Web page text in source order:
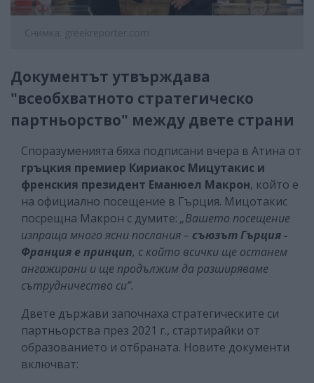
Снимка: greekreporter.com
Документът утвърждава
"всеобхватното стратегическо
партньорство" между двете страни
Споразуменията бяха подписани вчера в Атина от
гръцкия премиер Кириакос Мицутакис и
френския президент Еманюел Макрон, който е
на официално посещение в Гърция. Мицотакис
посрещна Макрон с думите: „Вашето посещение
изпраща много ясни послания – съюзът Гърция -
Франция е принцип, с който всички ще останем
ангажирани и ще продължим да разширяваме
сътрудничество си”.
Двете държави започнаха стратегическите си
партньорства през 2021 г., стартирайки от
образованието и отбраната. Новите документи
включват: